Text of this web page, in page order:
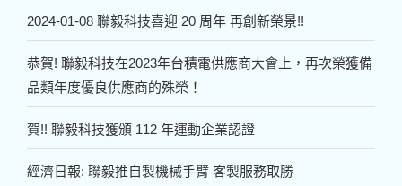
2024-01-08 聯毅科技喜迎 20 周年 再創新榮景!!
恭賀! 聯毅科技在2023年台積電供應商大會上，再次榮獲備
品類年度優良供應商的殊榮！
賀!! 聯毅科技獲頒 112 年運動企業認證
經濟日報: 聯毅推自製機械手臂 客製服務取勝